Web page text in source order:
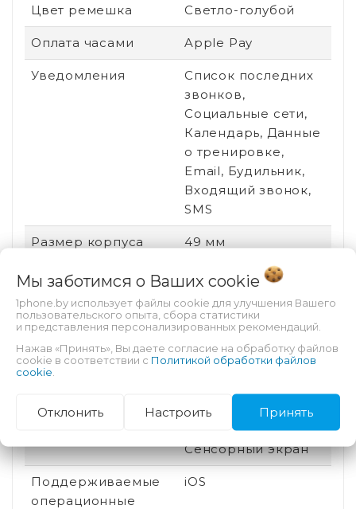
Цвет ремешка Светло-голубой
Оплата часами Apple Pay
Уведомления
Список последних
звонков,
Социальные сети,
Календарь, Данные
о тренировке,
Email, Будильник,
Входящий звонок,
SMS
Размер корпуса 49 мм
Постоянная работа
Сменный браслет Да
Спортивные
профили
Есть
Управление часами
Коронка
(колесико),
Сенсорный экран
Поддерживаемые
операционные
iOS
Мы заботимся о Ваших cookie
1phone.by использует файлы cookie для улучшения Вашего
пользовательского опыта, сбора статистики
и представления персонализированных рекомендаций.
Нажав «Принять», Вы даете согласие на обработку файлов
cookie в соответствии с Политикой обработки файлов
cookie
Отклонить Настроить Принять